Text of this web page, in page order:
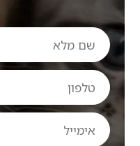
שם
מלא
טלפון
אימייל